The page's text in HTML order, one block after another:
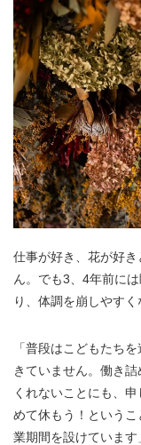
仕事が好き、花が好
ん。でも3、4年前に
り、体調を崩しやすく
「普段はこどもたち
きていません。働き
くれないことにも、
めて休もう！という
業期間を設けています